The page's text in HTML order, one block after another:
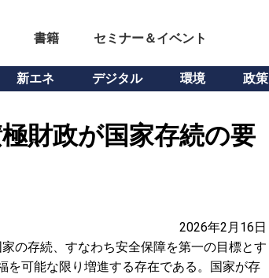
書籍 セミナー＆イベント
新エネ デジタル 環境 政策
財政が国家存続の要
2026年2月16日
の存続、すなわち安全保障を第一の目標とす
を可能な限り増進する存在である。国家が存